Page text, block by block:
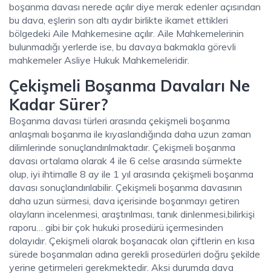
boşanma davası nerede açılır diye merak edenler açısından
bu dava, eşlerin son altı aydır birlikte ikamet ettikleri
bölgedeki Aile Mahkemesine açılır. Aile Mahkemelerinin
bulunmadığı yerlerde ise, bu davaya bakmakla görevli
mahkemeler Asliye Hukuk Mahkemeleridir.
Çekişmeli Boşanma Davaları Ne
Kadar Sürer?
Boşanma davası türleri arasında çekişmeli boşanma
anlaşmalı boşanma ile kıyaslandığında daha uzun zaman
dilimlerinde sonuçlandırılmaktadır. Çekişmeli boşanma
davası ortalama olarak 4 ile 6 celse arasında sürmekte
olup, iyi ihtimalle 8 ay ile 1 yıl arasında çekişmeli boşanma
davası sonuçlandırılabilir. Çekişmeli boşanma davasının
daha uzun sürmesi, dava içerisinde boşanmayı getiren
olayların incelenmesi, araştırılması, tanık dinlenmesi,bilirkişi
raporu… gibi bir çok hukuki prosedürü içermesinden
dolayıdır. Çekişmeli olarak boşanacak olan çiftlerin en kısa
sürede boşanmaları adına gerekli prosedürleri doğru şekilde
yerine getirmeleri gerekmektedir. Aksi durumda dava